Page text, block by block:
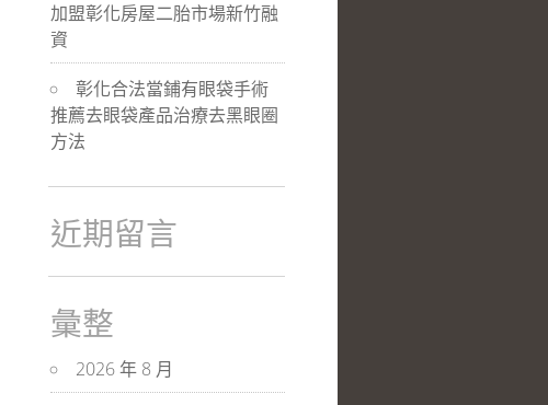
加盟彰化房屋二胎市場新竹融
資
彰化合法當鋪有眼袋手術
推薦去眼袋產品治療去黑眼圈
方法
近期留言
彙整
2026 年 8 月